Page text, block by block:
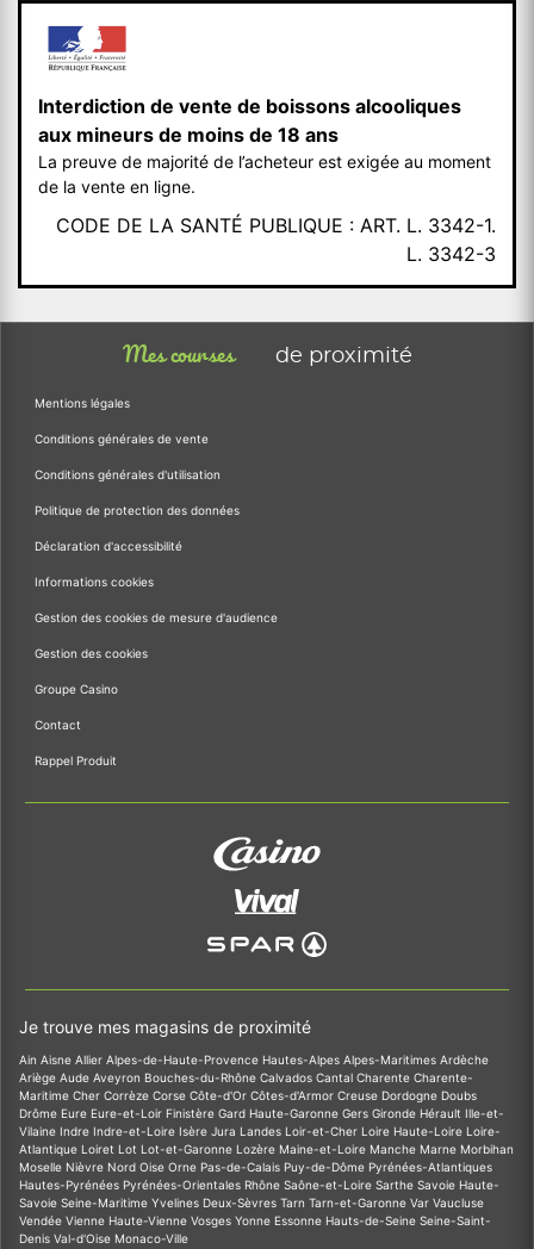
Interdiction de vente de boissons alcooliques
aux mineurs de moins de 18 ans
La preuve de majorité de l’acheteur est exigée au moment
de la vente en ligne.
CODE DE LA SANTÉ PUBLIQUE : ART. L. 3342-1.
L. 3342-3
Mes courses de proximité
Mentions légales
Conditions générales de vente
Conditions générales d'utilisation
Politique de protection des données
Déclaration d'accessibilité
Informations cookies
Gestion des cookies de mesure d'audience
Gestion des cookies
Groupe Casino
Contact
Rappel Produit
Je trouve mes magasins de proximité
Ain Aisne Allier Alpes-de-Haute-Provence Hautes-Alpes Alpes-Maritimes Ardèche
Ariège Aude Aveyron Bouches-du-Rhône Calvados Cantal Charente Charente-
Maritime Cher Corrèze Corse Côte-d'Or Côtes-d'Armor Creuse Dordogne Doubs
Drôme Eure Eure-et-Loir Finistère Gard Haute-Garonne Gers Gironde Hérault Ille-et-
Vilaine Indre Indre-et-Loire Isère Jura Landes Loir-et-Cher Loire Haute-Loire Loire-
Atlantique Loiret Lot Lot-et-Garonne Lozère Maine-et-Loire Manche Marne Morbihan
Moselle Nièvre Nord Oise Orne Pas-de-Calais Puy-de-Dôme Pyrénées-Atlantiques
Hautes-Pyrénées Pyrénées-Orientales Rhône Saône-et-Loire Sarthe Savoie Haute-
Savoie Seine-Maritime Yvelines Deux-Sèvres Tarn Tarn-et-Garonne Var Vaucluse
Vendée Vienne Haute-Vienne Vosges Yonne Essonne Hauts-de-Seine Seine-Saint-
Denis Val-d'Oise Monaco-Ville